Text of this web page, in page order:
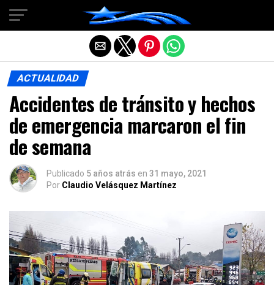
ACTUALIDAD
Accidentes de tránsito y hechos
de emergencia marcaron el fin
de semana
Publicado 5 años atrás en 31 mayo, 2021
Por Claudio Velásquez Martínez
Salir de la versión móvil